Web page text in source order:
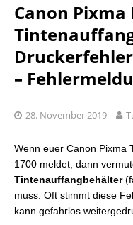
Canon Pixma
–
28. November 2019
Wenn euer Canon Pixma
1700 meldet, dann
Tintenauffangbehälter
muss. Oft stimmt diese
kann gefahrlos